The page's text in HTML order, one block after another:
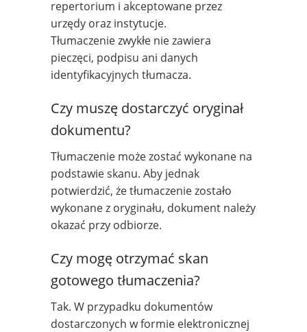
repertorium i akceptowane przez
urzędy oraz instytucje.
Tłumaczenie zwykłe nie zawiera
pieczęci, podpisu ani danych
identyfikacyjnych tłumacza.
Czy muszę dostarczyć oryginał
dokumentu?
Tłumaczenie może zostać wykonane na
podstawie skanu. Aby jednak
potwierdzić, że tłumaczenie zostało
wykonane z oryginału, dokument należy
okazać przy odbiorze.
Czy mogę otrzymać skan
gotowego tłumaczenia?
Tak. W przypadku dokumentów
dostarczonych w formie elektronicznej